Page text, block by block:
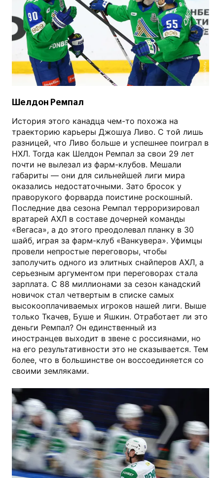
photo.khl.ru
Шелдон Ремпал
История этого канадца чем-то похожа на
траекторию карьеры Джошуа Ливо. С той лишь
разницей, что Ливо больше и успешнее поиграл в
НХЛ. Тогда как Шелдон Ремпал за свои 29 лет
почти не вылезал из фарм-клубов. Мешали
габариты — они для сильнейшей лиги мира
оказались недостаточными. Зато бросок у
праворукого форварда поистине роскошный.
Последние два сезона Ремпал терроризировал
вратарей АХЛ в составе дочерней команды
«Вегаса», а до этого преодолевал планку в 30
шайб, играя за фарм-клуб «Ванкувера». Уфимцы
провели непростые переговоры, чтобы
заполучить одного из элитных снайперов АХЛ, а
серьезным аргументом при переговорах стала
зарплата. С 88 миллионами за сезон канадский
новичок стал четвертым в списке самых
высокооплачиваемых игроков нашей лиги. Выше
только Ткачев, Буше и Яшкин. Отработает ли это
деньги Ремпал? Он единственный из
иностранцев выходит в звене с россиянами, но
на его результативности это не сказывается. Тем
более, что в большинстве он воссоединяется со
своими земляками.